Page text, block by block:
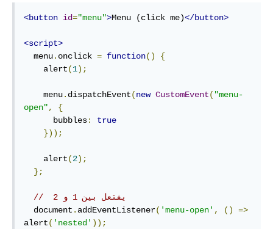
<button id="menu">Menu (click me)</button>
<script>
  menu
. onclick = function()
{
    alert
(1);
    menu
. dispatchEvent(new CustomEvent( "menu-
open",
{
      bubbles
:
true
}));
    alert
(2);
};
//  يفتعل بين 1 و 2
  document
. addEventListener( 'menu-open' , ()
=>
alert( 'nested' ));